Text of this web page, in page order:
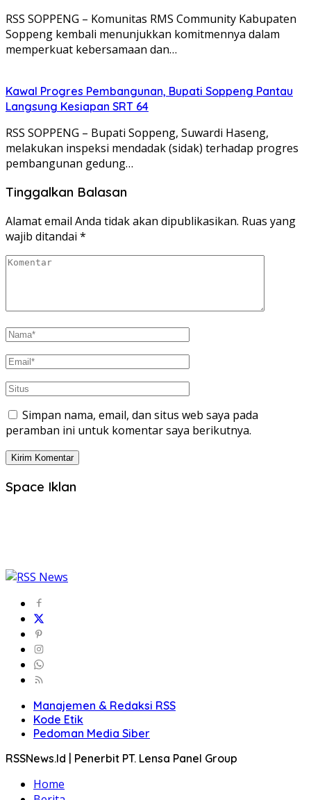
RSS SOPPENG – Komunitas RMS Community Kabupaten
Soppeng kembali menunjukkan komitmennya dalam
memperkuat kebersamaan dan…
Kawal Progres Pembangunan, Bupati Soppeng Pantau
Langsung Kesiapan SRT 64
RSS SOPPENG – Bupati Soppeng, Suwardi Haseng,
melakukan inspeksi mendadak (sidak) terhadap progres
pembangunan gedung…
Tinggalkan Balasan
Alamat email Anda tidak akan dipublikasikan. Ruas yang
wajib ditandai *
Simpan nama, email, dan situs web saya pada
peramban ini untuk komentar saya berikutnya.
Space Iklan
Manajemen & Redaksi RSS
Kode Etik
Pedoman Media Siber
RSSNews.Id | Penerbit PT. Lensa Panel Group
Home